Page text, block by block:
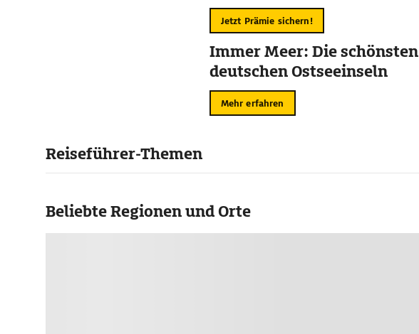
Jetzt Prämie sichern!
Immer Meer: Die schönsten
deutschen Ostseeinseln
Mehr erfahren
Reiseführer-Themen
Beliebte Regionen und Orte